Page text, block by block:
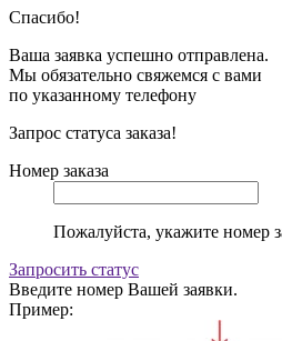
Спасибо!
Ваша заявка успешно отправлена.
Мы обязательно свяжемся с вами
по указанному телефону
Запрос статуса заказа!
Номер заказа
Пожалуйста, укажите номер
Запросить статус
Введите номер Вашей заявки.
Пример: